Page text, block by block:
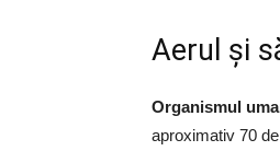
Aerul și
Organismul
aproximativ 70